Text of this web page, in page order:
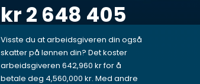
kr 2 648 405
Visste du at arbeidsgiveren din også
skatter på lønnen din? Det koster
arbeidsgiveren 642,960 kr for å
betale deg 4,560,000 kr. Med andre